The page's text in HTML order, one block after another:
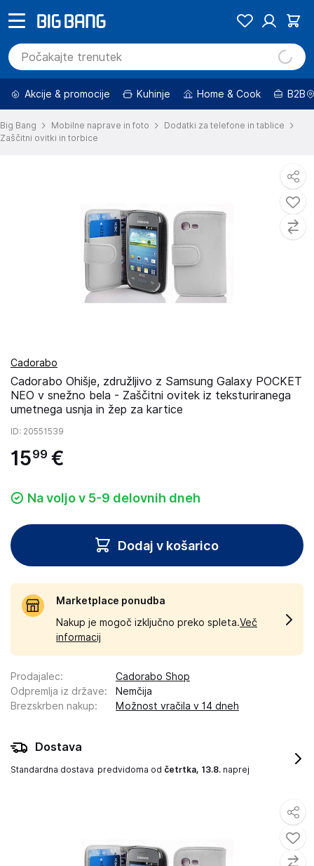
Akcije & promocije Kuhinje Home & Cook B2B
Big Bang Mobilne naprave in foto
Dodatki za telefone in tablice
Zaščitni ovitki in torbice
Cadorabo
Cadorabo Ohišje, združljivo z Samsung Galaxy POCKET
NEO v snežno bela - Zaščitni ovitek iz teksturiranega
umetnega usnja in žep za kartice
ID: 20551539
1599 €
Na voljo v 5-9 delovnih dneh
Dodaj v košarico
Marketplace ponudba
Nakup je mogoč izključno preko spleta.Več
informacij
Prodajalec:
Cadorabo Shop
Odpremlja iz države:
Nemčija
Brezskrben nakup: Možnost vračila v 14 dneh
Dostava
Standardna dostava predvidoma od četrtka, 13.8. naprej